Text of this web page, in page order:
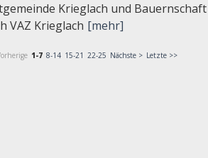
Krieglach und Bauernschaft
VAZ Krieglach [mehr]
1-7 8-14 15-21 22-25 Nächste > Letzte >>